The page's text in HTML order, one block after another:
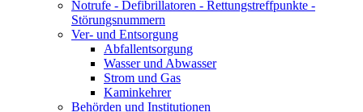
Notrufe - Defibrillatoren - Rettungstreffpunkte -
Störungsnummern
Ver- und Entsorgung
Abfallentsorgung
Wasser und Abwasser
Strom und Gas
Kaminkehrer
Behörden und Institutionen